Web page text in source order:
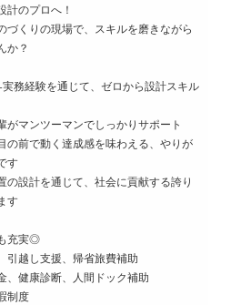
計のプロへ！
づくりの現場で、スキルを磨きながら
か？
務経験を通じて、ゼロから設計スキル
マンツーマンでしっかりサポート
前で動く達成感を味わえる、やりが
す
設計を通じて、社会に貢献する誇り
す
充実◎
引越し支援、帰省旅費補助
、健康診断、人間ドック補助
制度